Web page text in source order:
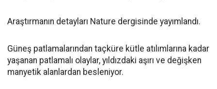
Araştırmanın detayları Nature dergisinde yayımlandı.
Güneş patlamalarından taçküre kütle atılımlarına kadar
yaşanan patlamalı olaylar, yıldızdaki aşırı ve değişken
manyetik alanlardan besleniyor.